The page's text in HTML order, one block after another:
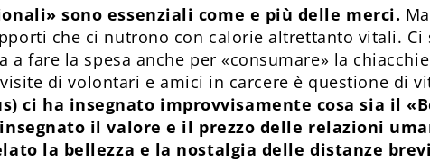
sono essenziali come e più delle merci.
che ci nutrono con calorie altrettanto vitali. Ci
fare la spesa anche per «consumare» la
di volontari e amici in carcere è questione di
ci ha insegnato improvvisamente cosa sia il
il valore e il prezzo delle relazioni
la bellezza e la nostalgia delle distanze brevi